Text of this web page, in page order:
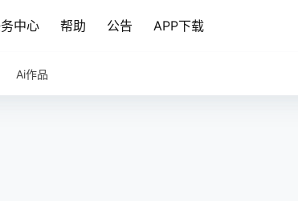
中心 帮助 公告 APP下载
Ai作品